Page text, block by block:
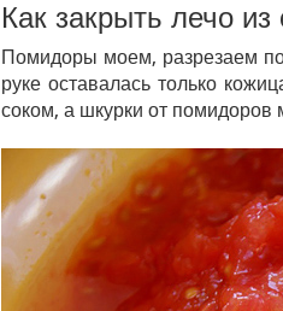
Как закрыть лечо
Помидоры моем, разрезаем
руке оставалась только
соком, а шкурки от